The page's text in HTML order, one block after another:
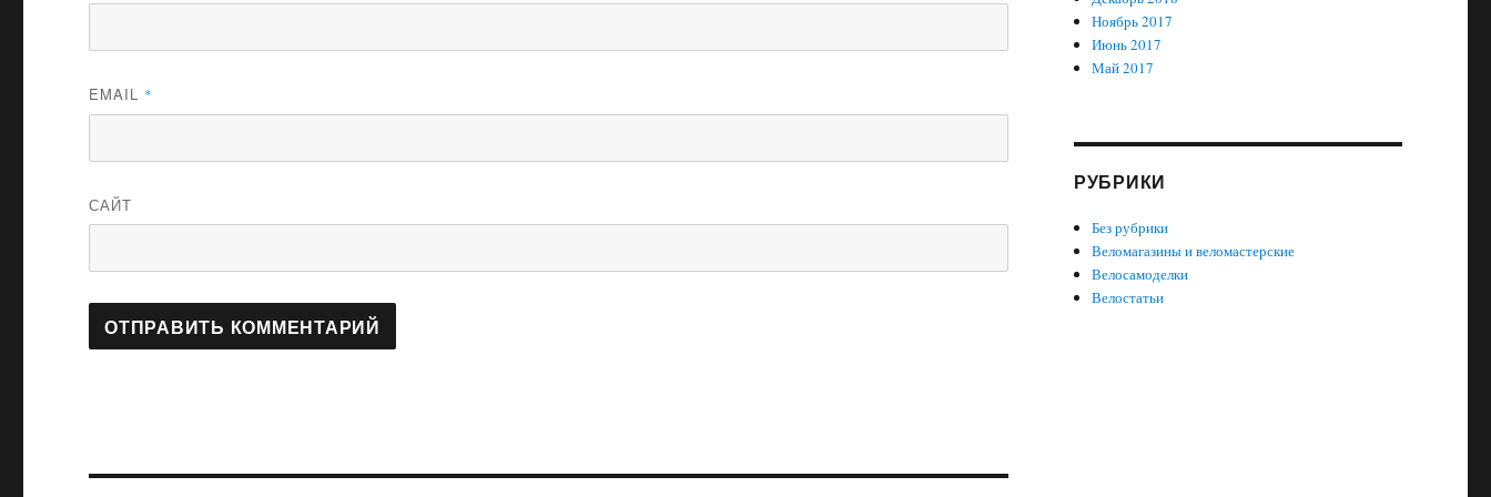
EMAIL *
САЙТ
Ноябрь 2017
Июнь 2017
Май 2017
РУБРИКИ
Без рубрики
Веломагазины и веломастерские
Велосамоделки
Велостатьи